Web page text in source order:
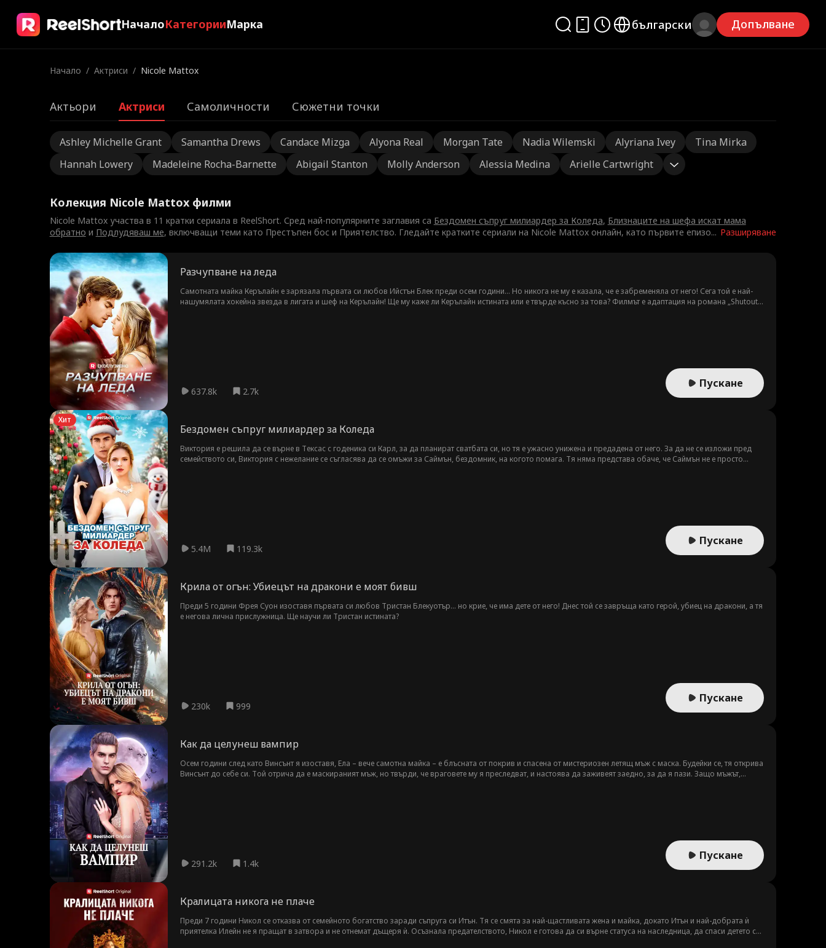
НачалоКатегорииМарка български Допълване
Начало / Актриси / Nicole Mattox
Актьори Актриси Самоличности Сюжетни точки
Ashley Michelle Grant Samantha Drews Candace Mizga Alyona Real Morgan Tate Nadia Wilemski Alyriana Ivey
Tina Mirka
Hannah Lowery
Madeleine Rocha-Barnette Abigail Stanton Molly Anderson Alessia Medina Arielle Cartwright
Колекция Nicole Mattox филми
Разширяване
Nicole Mattox участва в 11 кратки сериала в ReelShort. Сред най-популярните заглавия са Бездомен съпруг милиардер за Коледа, Близнаците на шефа искат мама
обратно и Подлудяваш ме, включващи теми като Престъпен бос и Приятелство. Гледайте кратките сериали на Nicole Mattox онлайн, като първите епизо...
Разчупване на леда
Самотната майка Керълайн е зарязала първата си любов Ийстън Блек преди осем години… Но никога не му е казала, че е забременяла от него! Сега той е най-
нашумялата хокейна звезда в лигата и шеф на Керълайн! Ще му каже ли Керълайн истината или е твърде късно за това? Филмът е адаптация на романа „Shutout“
637.8k 2.7k
Пускане
Хит
Бездомен съпруг милиардер за Коледа
Виктория е решила да се върне в Тексас с годеника си Карл, за да планират сватбата си, но тя е ужасно унижена и предадена от него. За да не се изложи пред
семейството си, Виктория с нежелание се съгласява да се омъжи за Саймън, бездомник, на когото помага. Тя няма представа обаче, че Саймън не е просто
5.4M 119.3k
Пускане
Крила от огън: Убиецът на дракони е моят бивш
Преди 5 години Фрея Суон изоставя първата си любов Тристан Блекуотър... но крие, че има дете от него! Днес той се завръща като герой, убиец на дракони, а тя
е негова лична прислужница. Ще научи ли Тристан истината?
230k 999
Пускане
Как да целунеш вампир
Осем години след като Винсънт я изоставя, Ела – вече самотна майка – е блъсната от покрив и спасена от мистериозен летящ мъж с маска. Будейки се, тя открива
Винсънт до себе си. Той отрича да е маскираният мъж, но твърди, че враговете му я преследват, и настоява да заживеят заедно, за да я пази. Защо мъжът,
291.2k 1.4k
Пускане
Кралицата никога не плаче
Преди 7 години Никол се отказва от семейното богатство заради съпруга си Итън. Тя се смята за най-щастливата жена и майка, докато Итън и най-добрата ѝ
приятелка Илейн не я пращат в затвора и не отнемат дъщеря ѝ. Осъзнала предателството, Никол е готова да си върне статуса на наследница, да спаси детето си